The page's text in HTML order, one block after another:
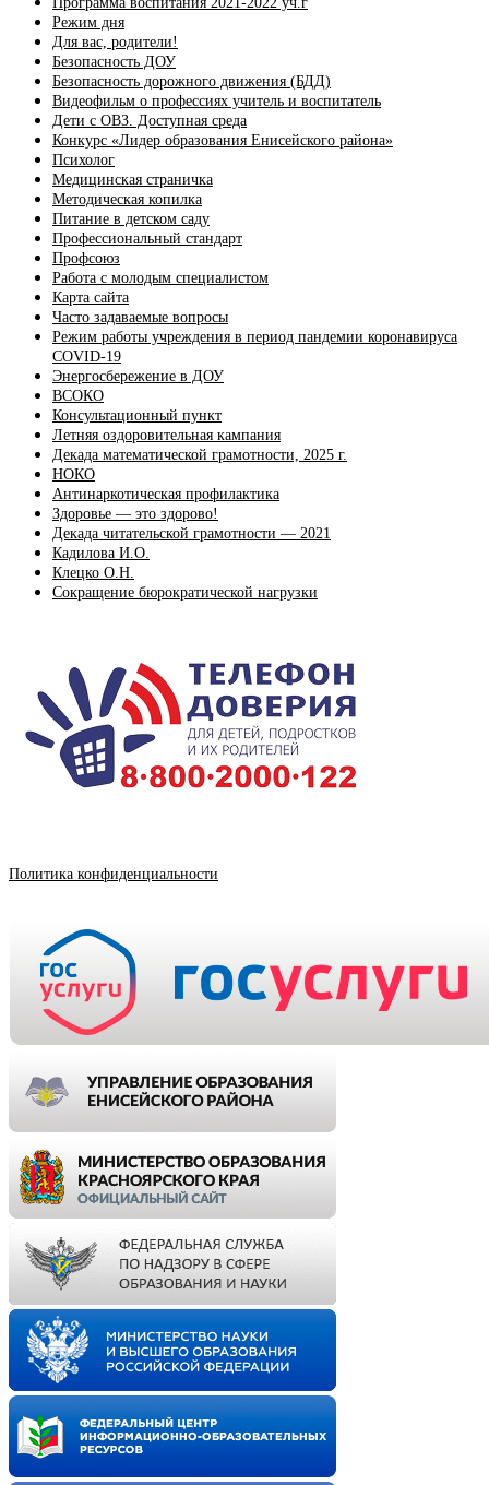
Режим дня
Для вас, родители!
Безопасность ДОУ
Безопасность дорожного движения (БДД)
Видеофильм о профессиях учитель и воспитатель
Дети с ОВЗ. Доступная среда
Конкурс «Лидер образования Енисейского района»
Психолог
Медицинская страничка
Методическая копилка
Питание в детском саду
Профессиональный стандарт
Профсоюз
Работа с молодым специалистом
Карта сайта
Часто задаваемые вопросы
Режим работы учреждения в период пандемии коронавируса
COVID-19
Энергосбережение в ДОУ
ВСОКО
Консультационный пункт
Летняя оздоровительная кампания
Декада математической грамотности, 2025 г.
НОКО
Антинаркотическая профилактика
Здоровье — это здорово!
Декада читательской грамотности — 2021
Кадилова И.О.
Клецко О.Н.
Сокращение бюрократической нагрузки
Политика конфиденциальности